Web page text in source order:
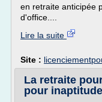
en retraite anticipée
d'office....
Lire la suite
Site :
La retraite
pour inaptitude